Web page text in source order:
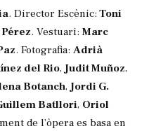
. Director Escènic: Toni
. Vestuari: Marc
. Fotografia: Adrià
del Rio,Judit Muñoz,
Botanch,Jordi G.
Batllori, Oriol
de l’òpera es basa en